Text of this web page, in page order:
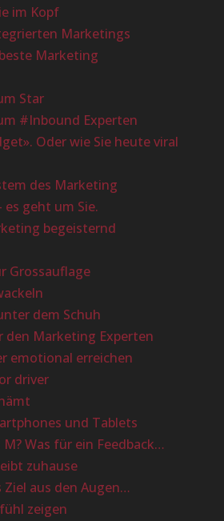
im Kopf
Marketings
Marketing
Star
#Inbound Experten
Oder wie Sie heute viral
des Marketing
es geht um Sie.
begeisternd
Grossauflage
dem Schuh
den Marketing Experten
emotional erreichen
driver
und Tablets
M? Was für ein Feedback…
zuhause
Ziel aus den Augen…
zeigen